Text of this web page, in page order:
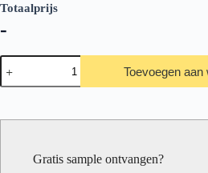
Totaalprijs
-
Therdex
Stone2
Serie
Toevoegen aan
Gratis sample ontvangen?